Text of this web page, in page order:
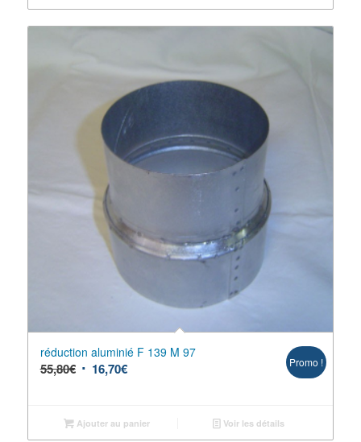
réduction aluminié F 139 M 97
55,80€ 16,70€ Promo !
Ajouter au panier Voir les détails